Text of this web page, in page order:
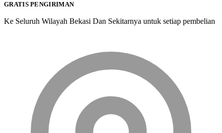
GRATIS PENGIRIMAN
Ke Seluruh Wilayah Bekasi Dan Sekitarnya untuk setiap pembelian